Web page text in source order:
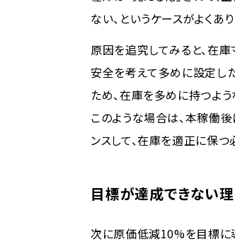
ない、というケースがよくあり
原因を追究してみると、在
安全を考えて多めに設定し
ため、在庫を多めに持つよ
このような場合は、本稼働
ンスして、在庫を適正に保つ
目標が達成できない
次に原価低減10%を目標に